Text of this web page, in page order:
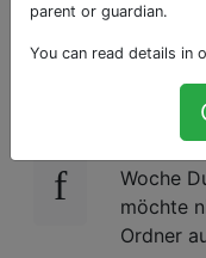
6
Wie
meines
Woche
möchte
Ordner
parent or guardian.
You can read details in